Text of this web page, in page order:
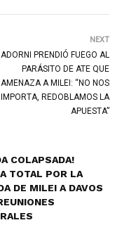
NEXT
ADORNI PRENDIÓ FUEGO AL
PARÁSITO DE ATE QUE
AMENAZA A MILEI: “NO NOS
IMPORTA, REDOBLAMOS LA
APUESTA”
COLAPSADA!
TOTAL POR LA
DE MILEI A DAVOS